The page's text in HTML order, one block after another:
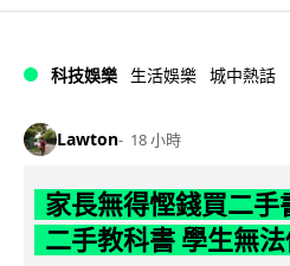
科技娛樂 生活娛樂 城中熱話
Lawton 18 小時
家長無得慳錢買二手
二手教科書 學生無